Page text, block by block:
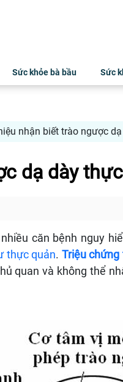
Sức khỏe bà bầu Sức
nhận biết trào ngược
dạ dày
căn bệnh nguy
thực quản. Triệu
quan và không thể